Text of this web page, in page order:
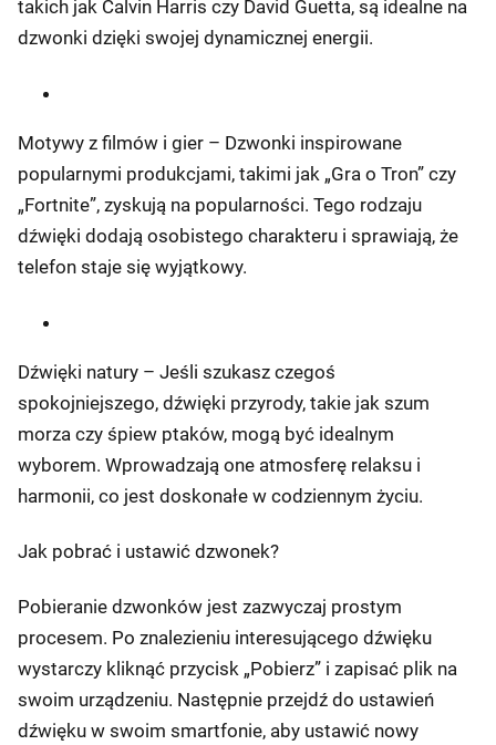
takich jak Calvin Harris czy David Guetta, są idealne na
dzwonki dzięki swojej dynamicznej energii.
Motywy z filmów i gier – Dzwonki inspirowane
popularnymi produkcjami, takimi jak „Gra o Tron” czy
„Fortnite”, zyskują na popularności. Tego rodzaju
dźwięki dodają osobistego charakteru i sprawiają, że
telefon staje się wyjątkowy.
Dźwięki natury – Jeśli szukasz czegoś
spokojniejszego, dźwięki przyrody, takie jak szum
morza czy śpiew ptaków, mogą być idealnym
wyborem. Wprowadzają one atmosferę relaksu i
harmonii, co jest doskonałe w codziennym życiu.
Jak pobrać i ustawić dzwonek?
Pobieranie dzwonków jest zazwyczaj prostym
procesem. Po znalezieniu interesującego dźwięku
wystarczy kliknąć przycisk „Pobierz” i zapisać plik na
swoim urządzeniu. Następnie przejdź do ustawień
dźwięku w swoim smartfonie, aby ustawić nowy